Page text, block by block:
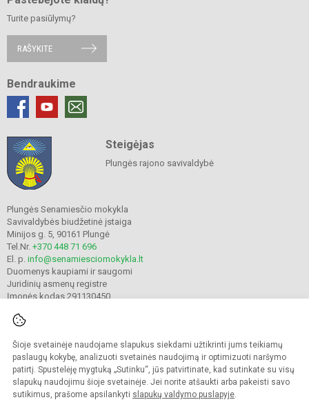
Šioje svetainėje naudojame slapukus siekdami užtikrinti jums teikiamų
paslaugų kokybę, analizuoti svetainės naudojimą ir optimizuoti naršymo
patirtį. Spustelėję mygtuką „Sutinku“, jūs patvirtinate, kad sutinkate su visų
slapukų naudojimu šioje svetainėje. Jei norite atšaukti arba pakeisti savo
sutikimus, prašome apsilankyti slapukų valdymo puslapyje.
Turite pasiūlymų?
RAŠYKITE
Bendraukime
Steigėjas
Plungės rajono savivaldybė
Plungės Senamiesčio mokykla
Savivaldybės biudžetinė įstaiga
Minijos g. 5, 90161 Plungė
Tel.Nr. +370 448 71 696
El. p. info@senamiesciomokykla.lt
Duomenys kaupiami ir saugomi
Juridinių asmenų registre
Įmonės kodas 291130450
© 2022. Plungės Senamiesčio mokykla. Visos teisės saugomos.
Kopijuoti turinį be raštiško gimnazijos sutikimo griežtai draudžiama.
Prieinamumo paraiška Slapukų valdymas
Sumanus būdas atnaujinti